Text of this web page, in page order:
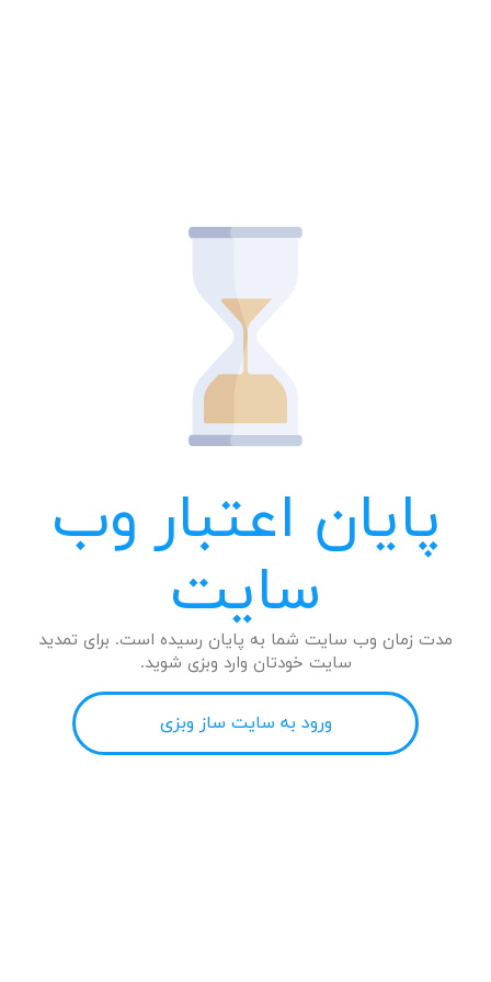
پایان اعتبار وب
سایت
مدت زمان وب سایت شما به پایان رسیده است. برای تمدید
سایت خودتان وارد وبزی شوید.
ورود به سایت ساز وبزی